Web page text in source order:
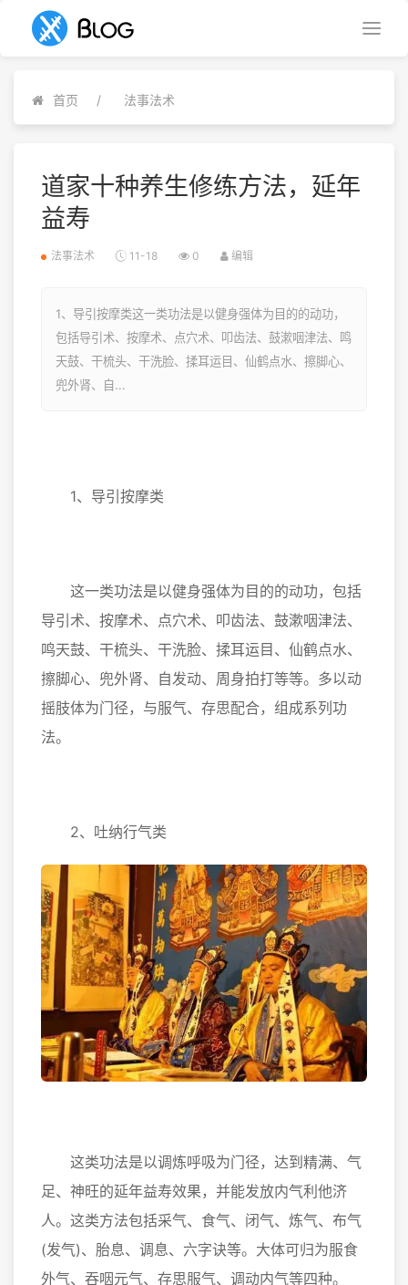
首页 法事法术
道家十种养生修练方法，延年
益寿
法事法术 11-18 0 编辑
1、导引按摩类这一类功法是以健身强体为目的的动功，
包括导引术、按摩术、点穴术、叩齿法、鼓漱咽津法、鸣
天鼓、干梳头、干洗脸、揉耳运目、仙鹤点水、擦脚心、
兜外肾、自...
1、导引按摩类
这一类功法是以健身强体为目的的动功，包括
导引术、按摩术、点穴术、叩齿法、鼓漱咽津法、
鸣天鼓、干梳头、干洗脸、揉耳运目、仙鹤点水、
擦脚心、兜外肾、自发动、周身拍打等等。多以动
摇肢体为门径，与服气、存思配合，组成系列功
法。
2、吐纳行气类
这类功法是以调炼呼吸为门径，达到精满、气
足、神旺的延年益寿效果，并能发放内气利他济
人。这类方法包括采气、食气、闭气、炼气、布气
(发气)、胎息、调息、六字诀等。大体可归为服食
外气、吞咽元气、存思服气、调动内气等四种。